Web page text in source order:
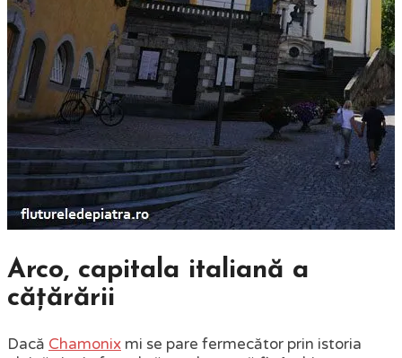
Arco, capitala italiană a
cățărării
Dacă Chamonix mi se pare fermecător prin istoria